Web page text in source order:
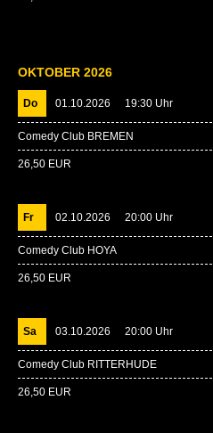
OKTOBER 2026
Do 01.10.2026 19:30 Uhr
Comedy Club BREMEN
26,50 EUR
Fr 02.10.2026 20:00 Uhr
Comedy Club HOYA
26,50 EUR
Sa 03.10.2026 20:00 Uhr
Comedy Club RITTERHUDE
26,50 EUR